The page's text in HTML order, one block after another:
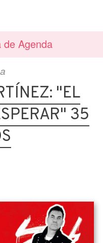
de Agenda
"EL
35